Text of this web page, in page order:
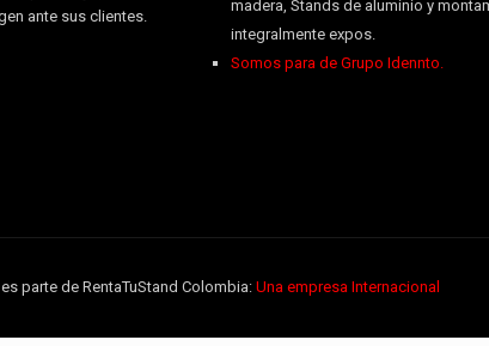
ante sus clientes.
madera, Stands de aluminio y
integralmente expos.
Somos para de Grupo Idennto.
parte de RentaTuStand Colombia: Una empresa Internacional